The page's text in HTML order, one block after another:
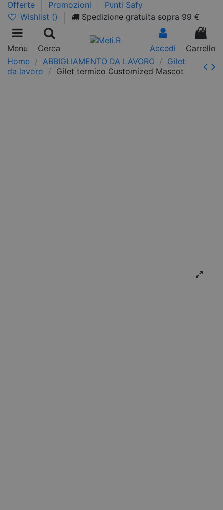
Offerte Promozioni
Punti Safy
Wishlist () Spedizione gratuita sopra 99 €
Menu Cerca Accedi
0
Carrello
Home
ABBIGLIAMENTO DA LAVORO
Gilet
da lavoro
Gilet termico Customized Mascot